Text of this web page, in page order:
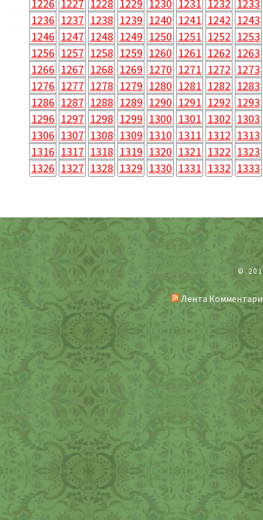
1226 1227 1228 1229 1230 1231 1232 1233
1236 1237 1238 1239 1240 1241 1242 1243
1246 1247 1248 1249 1250 1251 1252 1253
1256 1257 1258 1259 1260 1261 1262 1263
1266 1267 1268 1269 1270 1271 1272 1273
1276 1277 1278 1279 1280 1281 1282 1283
1286 1287 1288 1289 1290 1291 1292 1293
1296 1297 1298 1299 1300 1301 1302 1303
1306 1307 1308 1309 1310 1311 1312 1313
1316 1317 1318 1319 1320 1321 1322 1323
1326 1327 1328 1329 1330 1331 1332 1333
©
Лента